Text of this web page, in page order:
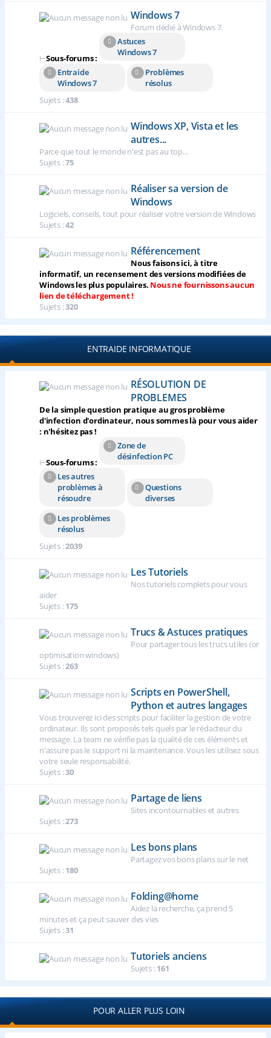
Windows 7
Forum dédié à Windows 7.
⊢Sous-forums :
Astuces
Windows 7
Entraide
Windows 7
Problèmes
résolus
Sujets :438
Windows XP, Vista et les
autres...
Parce que tout le monde n'est pas au top...
Sujets :75
Réaliser sa version de
Windows
Logiciels, conseils, tout pour réaliser votre version de Windows
Sujets :42
Référencement
Nous faisons ici, à titre
informatif, un recensement des versions modifiées de
Windows les plus populaires. Nous ne fournissons aucun
lien de téléchargement !
Sujets :320
ENTRAIDE INFORMATIQUE
RÉSOLUTION DE
PROBLEMES
De la simple question pratique au gros problème
d'infection d'ordinateur, nous sommes là pour vous aider
: n'hésitez pas !
⊢Sous-forums :
Zone de
désinfection PC
Les autres
problèmes à
résoudre
Questions
diverses
Les problèmes
résolus
Sujets :2039
Les Tutoriels
Nos tutoriels complets pour vous
aider
Sujets :175
Trucs & Astuces pratiques
Pour partager tous les trucs utiles (or
optimisation windows)
Sujets :263
Scripts en PowerShell,
Python et autres langages
Vous trouverez ici des scripts pour faciliter la gestion de votre
ordinateur. Ils sont proposés tels quels par le rédacteur du
message. La team ne vérifie pas la qualité de ces éléments et
n'assure pas le support ni la maintenance. Vous les utilisez sous
votre seule responsabilité.
Sujets :30
Partage de liens
Sites incontournables et autres
Sujets :273
Les bons plans
Partagez vos bons plans sur le net
Sujets :180
Folding@home
Aidez la recherche, ça prend 5
minutes et ça peut sauver des vies
Sujets :31
Tutoriels anciens
Sujets :161
POUR ALLER PLUS LOIN